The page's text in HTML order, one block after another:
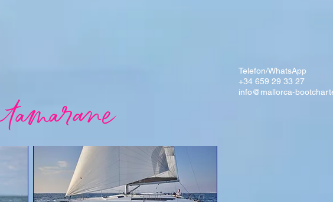
Telefon/WhatsApp
+34 659 29 33 27
info@mallorca-